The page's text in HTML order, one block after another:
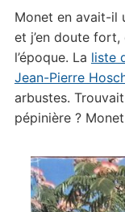
Monet en avait-il
et j’en doute
l’époque. La liste
Jean-Pierre
arbustes.
pépinière ?